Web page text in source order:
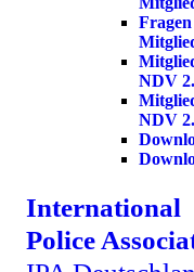
NDV
NDV
International
Police